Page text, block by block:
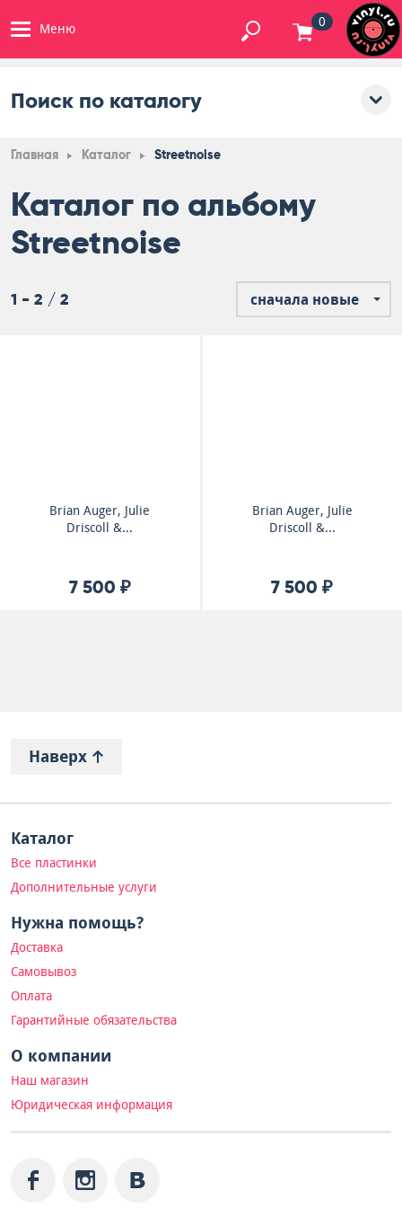
Меню 0
Поиск по каталогу
Главная Каталог Streetnoise
Каталог по альбому
Streetnoise
1 - 2 / 2 сначала новые
Brian Auger, Julie
Driscoll &...
7 500 ₽
Brian Auger, Julie
Driscoll &...
7 500 ₽
Наверх
Каталог
Все пластинки
Дополнительные услуги
Нужна помощь?
Доставка
Самовывоз
Оплата
Гарантийные обязательства
О компании
Наш магазин
Юридическая информация